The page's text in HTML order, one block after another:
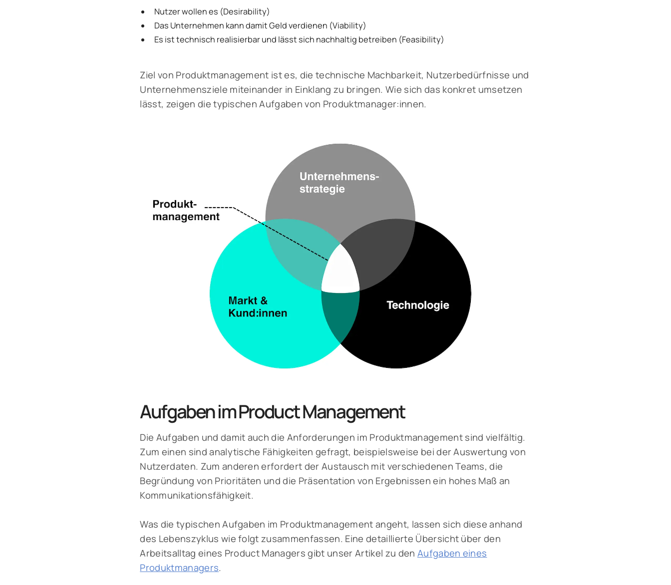
Nutzer wollen es (Desirability)
Das Unternehmen kann damit Geld verdienen (Viability)
Es ist technisch realisierbar und lässt sich nachhaltig betreiben (Feasibility)
Ziel von Produktmanagement ist es, die technische Machbarkeit, Nutzerbedürfnisse und
Unternehmensziele miteinander in Einklang zu bringen. Wie sich das konkret umsetzen
lässt, zeigen die typischen Aufgaben von Produktmanager:innen.
Aufgaben im Product Management
Die Aufgaben und damit auch die Anforderungen im Produktmanagement sind vielfältig.
Zum einen sind analytische Fähigkeiten gefragt, beispielsweise bei der Auswertung von
Nutzerdaten. Zum anderen erfordert der Austausch mit verschiedenen Teams, die
Begründung von Prioritäten und die Präsentation von Ergebnissen ein hohes Maß an
Kommunikationsfähigkeit.
Was die typischen Aufgaben im Produktmanagement angeht, lassen sich diese anhand
des Lebenszyklus wie folgt zusammenfassen. Eine detaillierte Übersicht über den
Arbeitsalltag eines Product Managers gibt unser Artikel zu den Aufgaben eines
Produktmanagers.